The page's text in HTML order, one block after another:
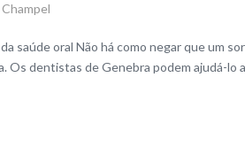
saúde oral Não há como negar que um
dentistas de Genebra podem ajudá-lo